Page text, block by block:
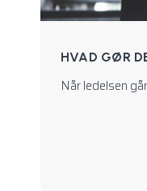
HVAD GØR
Når ledelsen